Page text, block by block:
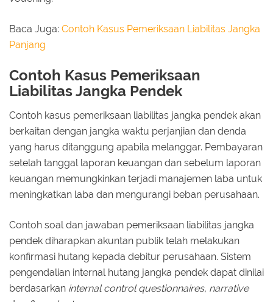
Baca Juga: Contoh Kasus Pemeriksaan Liabilitas Jangka
Panjang
Contoh Kasus Pemeriksaan
Liabilitas Jangka Pendek
Contoh kasus pemeriksaan liabilitas jangka pendek akan
berkaitan dengan jangka waktu perjanjian dan denda
yang harus ditanggung apabila melanggar. Pembayaran
setelah tanggal laporan keuangan dan sebelum laporan
keuangan memungkinkan terjadi manajemen laba untuk
meningkatkan laba dan mengurangi beban perusahaan.
Contoh soal dan jawaban pemeriksaan liabilitas jangka
pendek diharapkan akuntan publik telah melakukan
konfirmasi hutang kepada debitur perusahaan. Sistem
pengendalian internal hutang jangka pendek dapat dinilai
berdasarkan internal control questionnaires, narrative